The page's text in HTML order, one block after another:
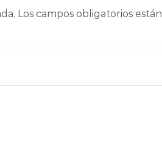
Los campos obligatorios están